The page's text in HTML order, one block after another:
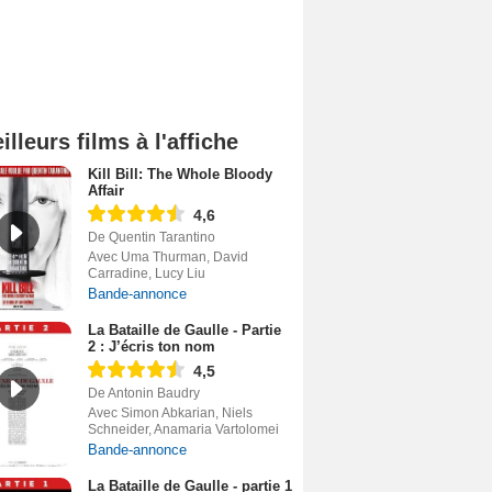
films à l'affiche
Kill Bill: The Whole Bloody
Affair
4,6
De Quentin Tarantino
Avec Uma Thurman, David
Carradine, Lucy Liu
Bande-annonce
La Bataille de Gaulle - Partie
2 : J’écris ton nom
4,5
De Antonin Baudry
Avec Simon Abkarian, Niels
Schneider, Anamaria Vartolomei
Bande-annonce
La Bataille de Gaulle - partie 1